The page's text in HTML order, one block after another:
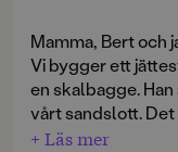
Mamma, Bert och
Vi bygger ett
en skalbagge.
vårt sandslott.
med snäckor på
+ Läs mer